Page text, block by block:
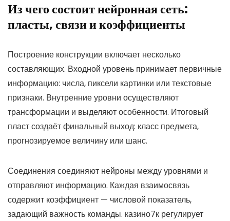
Из чего состоит нейронная сеть:
пласты, связи и коэффициенты
Построение конструкции включает несколько
составляющих. Входной уровень принимает первичные
информацию: числа, пиксели картинки или текстовые
признаки. Внутренние уровни осуществляют
трансформации и выделяют особенности. Итоговый
пласт создаёт финальный выход: класс предмета,
прогнозируемое величину или шанс.
Соединения соединяют нейроны между уровнями и
отправляют информацию. Каждая взаимосвязь
содержит коэффициент — числовой показатель,
задающий важность команды. казино7к регулирует